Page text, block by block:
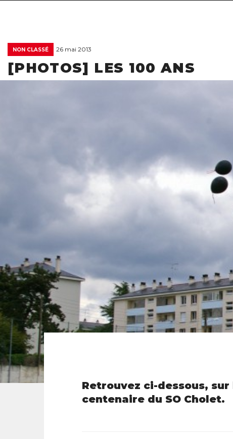
NON CLASSÉ 26 mai 2013
[PHOTOS] LES 100 ANS
Retrouvez ci-dessous,
centenaire du SO Cholet.